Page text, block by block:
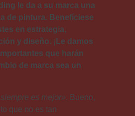
le da a su marca una
de pintura. Benefíciese
en estrategia,
y diseño. ¡Le damos
que harán
de marca sea un
es mejor». Bueno,
que no es tan